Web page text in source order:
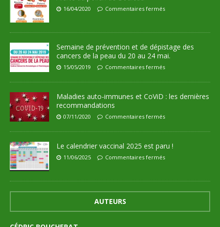
16/04/2020 Commentaires fermés
Semaine de prévention et de dépistage des
cancers de la peau du 20 au 24 mai.
15/05/2019 Commentaires fermés
Maladies auto-immunes et CoViD : les dernières
recommandations
07/11/2020 Commentaires fermés
Le calendrier vaccinal 2025 est paru !
11/06/2025 Commentaires fermés
AUTEURS